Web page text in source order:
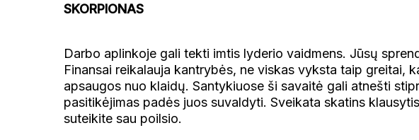
SKORPIONAS
Darbo aplinkoje gali tekti imtis lyderio vaidmens. Jūsų
Finansai reikalauja kantrybės, ne viskas vyksta taip greitai,
apsaugos nuo klaidų. Santykiuose ši savaitė gali atnešti
pasitikėjimas padės juos suvaldyti. Sveikata skatins
suteikite sau poilsio.